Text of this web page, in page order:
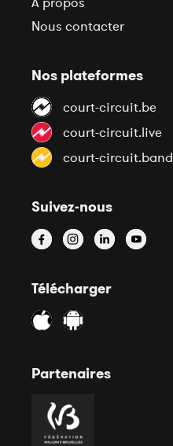
Nous contacter
Nos plateformes
court-circuit.be
court-circuit.live
court-circuit.band
Suivez-nous
Télécharger
Partenaires